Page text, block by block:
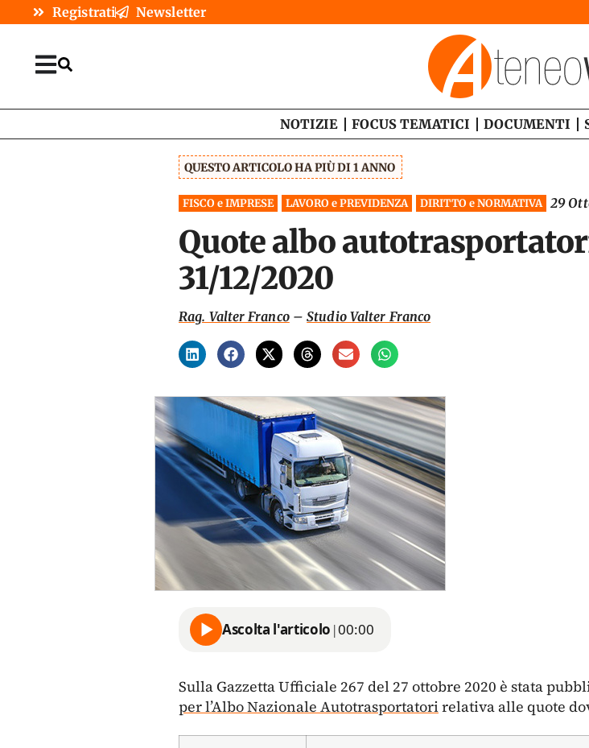
Registrati Newsletter
NOTIZIE FOCUS TEMATICI DOCUMENTI
QUESTO ARTICOLO HA PIÙ DI 1 ANNO
FISCO e IMPRESE LAVORO e PREVIDENZA DIRITTO e NORMATIVA 29
Quote albo
31/12/2020
Rag. Valter Franco–Studio Valter Franco
Ascolta l'articolo |00:00
Sulla Gazzetta Ufficiale 267 del 27 ottobre 2020 è stata
per l’Albo Nazionale Autotrasportatorirelativa alle quote